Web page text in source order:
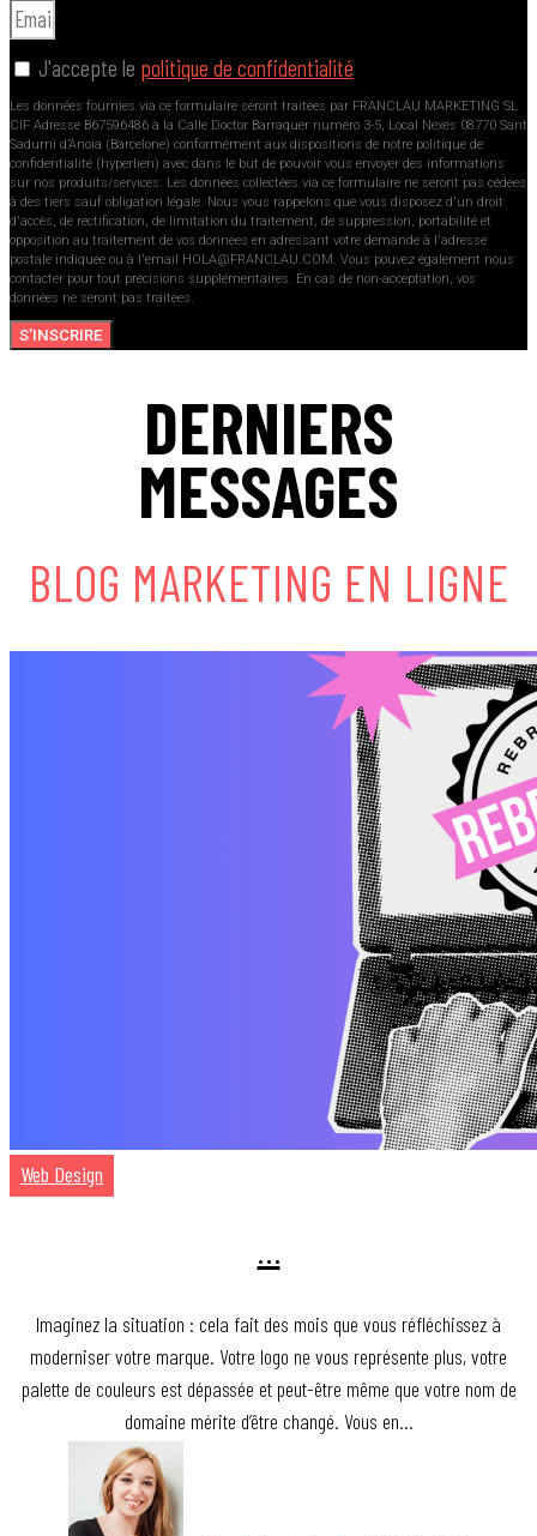
J'accepte le politique de confidentialité
Les données fournies via ce formulaire seront traitées par FRANCLAU MARKETING SL
CIF Adresse B67596486 à la Calle Doctor Barraquer numéro 3-5, Local Nexes 08770 Sant
Sadurni d’Anoia (Barcelone) conformément aux dispositions de notre politique de
confidentialité (hyperlien) avec dans le but de pouvoir vous envoyer des informations
sur nos produits/services. Les données collectées via ce formulaire ne seront pas cédées
à des tiers sauf obligation légale. Nous vous rappelons que vous disposez d'un droit
d'accès, de rectification, de limitation du traitement, de suppression, portabilité et
opposition au traitement de vos données en adressant votre demande à l'adresse
postale indiquée ou à l'email HOLA@FRANCLAU.COM. Vous pouvez également nous
contacter pour tout précisions supplémentaires. En cas de non-acceptation, vos
données ne seront pas traitées.
S'INSCRIRE
DERNIERS
MESSAGES
BLOG MARKETING EN LIGNE
Web Design
…
Imaginez la situation : cela fait des mois que vous réfléchissez à
moderniser votre marque. Votre logo ne vous représente plus, votre
palette de couleurs est dépassée et peut-être même que votre nom de
domaine mérite d’être changé. Vous en…